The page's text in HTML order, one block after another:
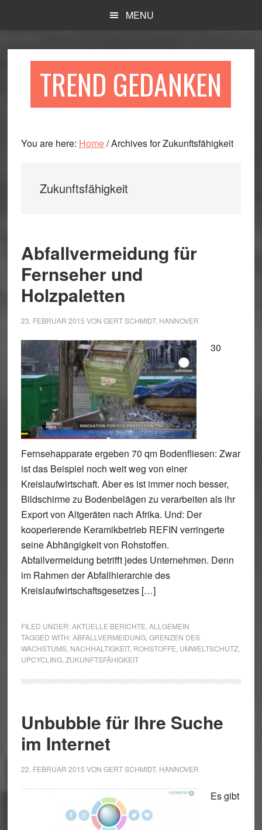
content
sidebar
MENU
TREND GEDANKEN
You are here: Home/Archives for Zukunftsfähigkeit
Zukunftsfähigkeit
Abfallvermeidung für
Fernseher und
Holzpaletten
23. FEBRUAR 2015 VON GERT SCHMIDT, HANNOVER
30
Fernsehapparate ergeben 70 qm Bodenfliesen: Zwar
ist das Beispiel noch weit weg von einer
Kreislaufwirtschaft. Aber es ist immer noch besser,
Bildschirme zu Bodenbelägen zu verarbeiten als ihr
Export von Altgeräten nach Afrika. Und: Der
kooperierende Keramikbetrieb REFIN verringerte
seine Abhängigkeit von Rohstoffen.
Abfallvermeidung betrifft jedes Unternehmen. Denn
im Rahmen der Abfallhierarchie des
Kreislaufwirtschaftsgesetzes […]
FILED UNDER:AKTUELLE BERICHTE ALLGEMEIN
TAGGED WITH:ABFALLVERMEIDUNG, GRENZEN DES
WACHSTUMS, NACHHALTIGKEIT, ROHSTOFFE UMWELTSCHUTZ,
UPCYCLING, ZUKUNFTSFÄHIGKEIT
Unbubble für Ihre Suche
im Internet
22. FEBRUAR 2015 VON GERT SCHMIDT, HANNOVER
Es gibt